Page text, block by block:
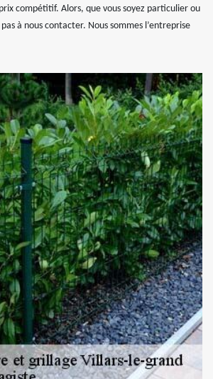
compétitif. Alors, que vous soyez particulier ou
à nous contacter. Nous sommes l’entreprise